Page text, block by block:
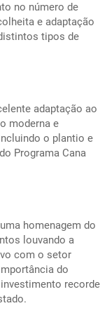
no número de
e adaptação
tipos de
adaptação ao
moderna e
o plantio e
Programa Cana
homenagem do
louvando a
com o setor
do
recorde